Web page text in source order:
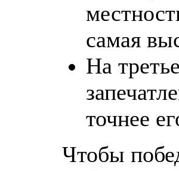
самая
На
точнее
Чтобы